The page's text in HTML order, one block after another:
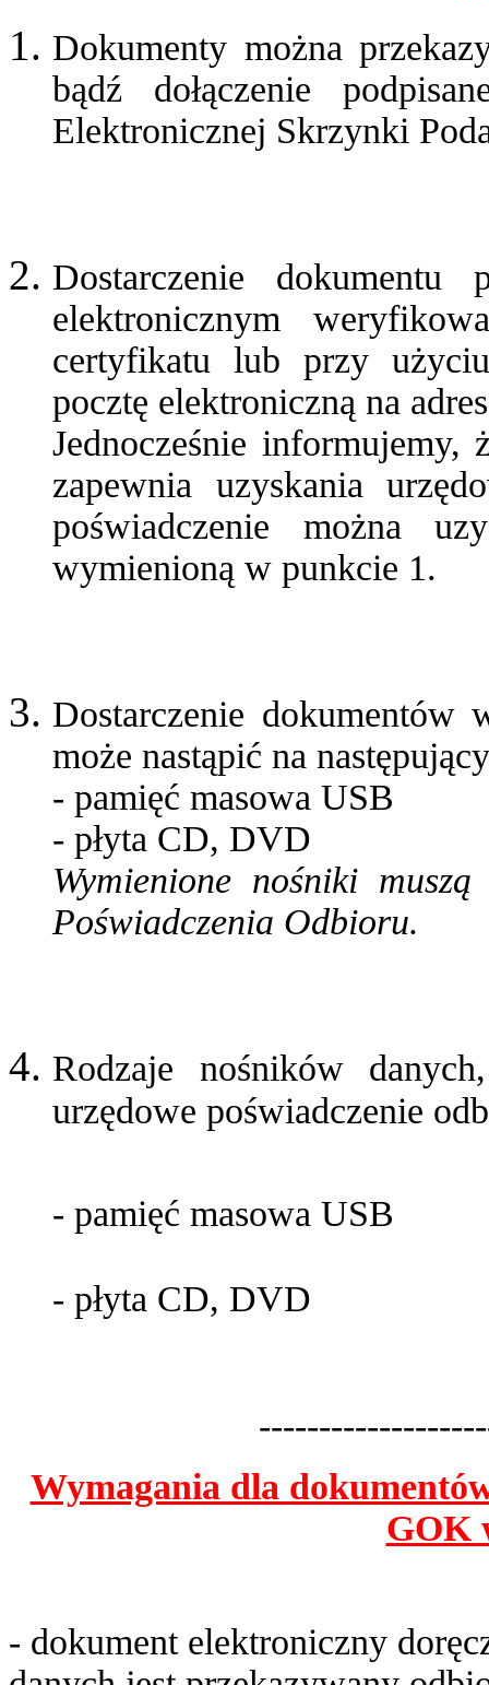
Dokumenty można
bądź dołączenie
Elektronicznej Skrzynki
Dostarczenie dokumentu
elektronicznym
certyfikatu lub przy
pocztę elektroniczną na
Jednocześnie informujemy,
zapewnia uzyskania
poświadczenie można
wymienioną w punkcie 1.
Dostarczenie
może nastąpić na
- pamięć masowa USB
- płyta CD, DVD
Wymienione nośniki
Poświadczenia Odbioru.
Rodzaje nośników
urzędowe poświadczenie
- pamięć masowa USB
- płyta CD, DVD
Wymagania dla
GOK
- dokument elektroniczny